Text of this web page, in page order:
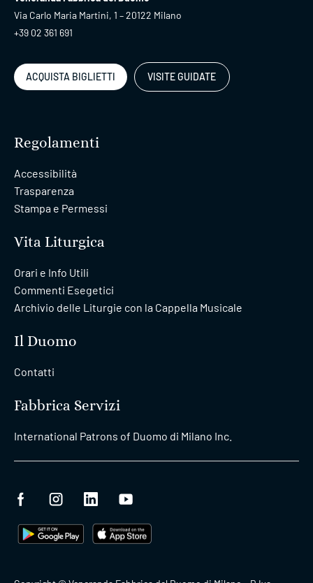
Via Carlo Maria Martini, 1 – 20122 Milano
+39 02 361 691
ACQUISTA BIGLIETTI VISITE GUIDATE
Regolamenti
Accessibilità
Trasparenza
Stampa e Permessi
Vita Liturgica
Orari e Info Utili
Commenti Esegetici
Archivio delle Liturgie con la Cappella Musicale
Il Duomo
Contatti
Fabbrica Servizi
International Patrons of Duomo di Milano Inc.